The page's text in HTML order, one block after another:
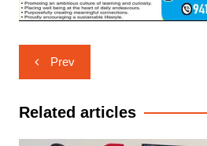
Post
navigation
Prev
Related articles